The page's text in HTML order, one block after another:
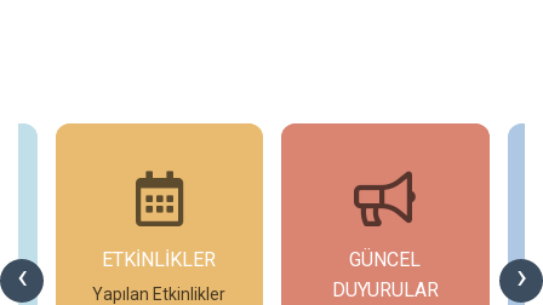
‹ ›
ETKİNLİKLER
Yapılan Etkinlikler
GÜNCEL
DUYURULAR